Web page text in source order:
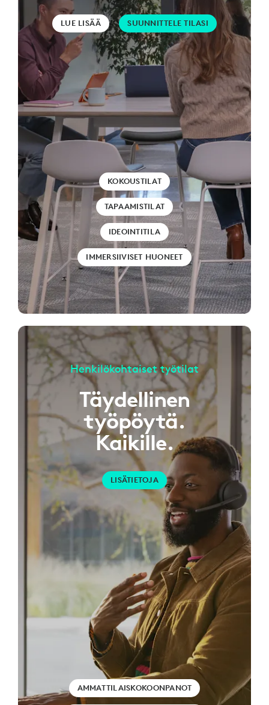
LUE LISÄÄ SUUNNITTELE TILASI
KOKOUSTILAT
TAPAAMISTILAT
IDEOINTITILA
IMMERSIIVISET HUONEET
Henkilökohtaiset työtilat
Täydellinen
työpöytä.
Kaikille.
LISÄTIETOJA
AMMATTILAISKOKOONPANOT